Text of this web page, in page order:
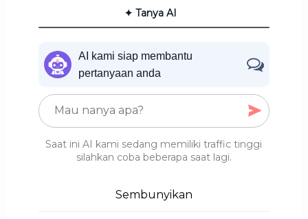
✦ Tanya AI
AI kami siap membantu
pertanyaan anda
Saat ini AI kami sedang memiliki traffic tinggi
silahkan coba beberapa saat lagi.
Sembunyikan